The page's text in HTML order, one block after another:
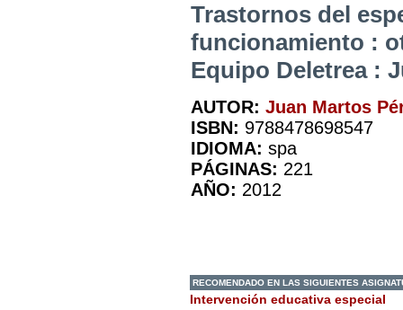
Trastornos del
funcionamiento :
Equipo Deletrea :
AUTOR: Juan Martos
ISBN: 9788478698547
IDIOMA: spa
PÁGINAS: 221
AÑO: 2012
RECOMENDADO EN LAS SIGUIENTES
Intervención educativa especial